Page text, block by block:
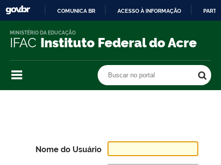
O
COMUNICA BR ACESSO À INFORMAÇÃO
IFAC Instituto Federal do Acre
MINISTÉRIO DA EDUCAÇÃO
Buscar no portal
Nome do Usuário